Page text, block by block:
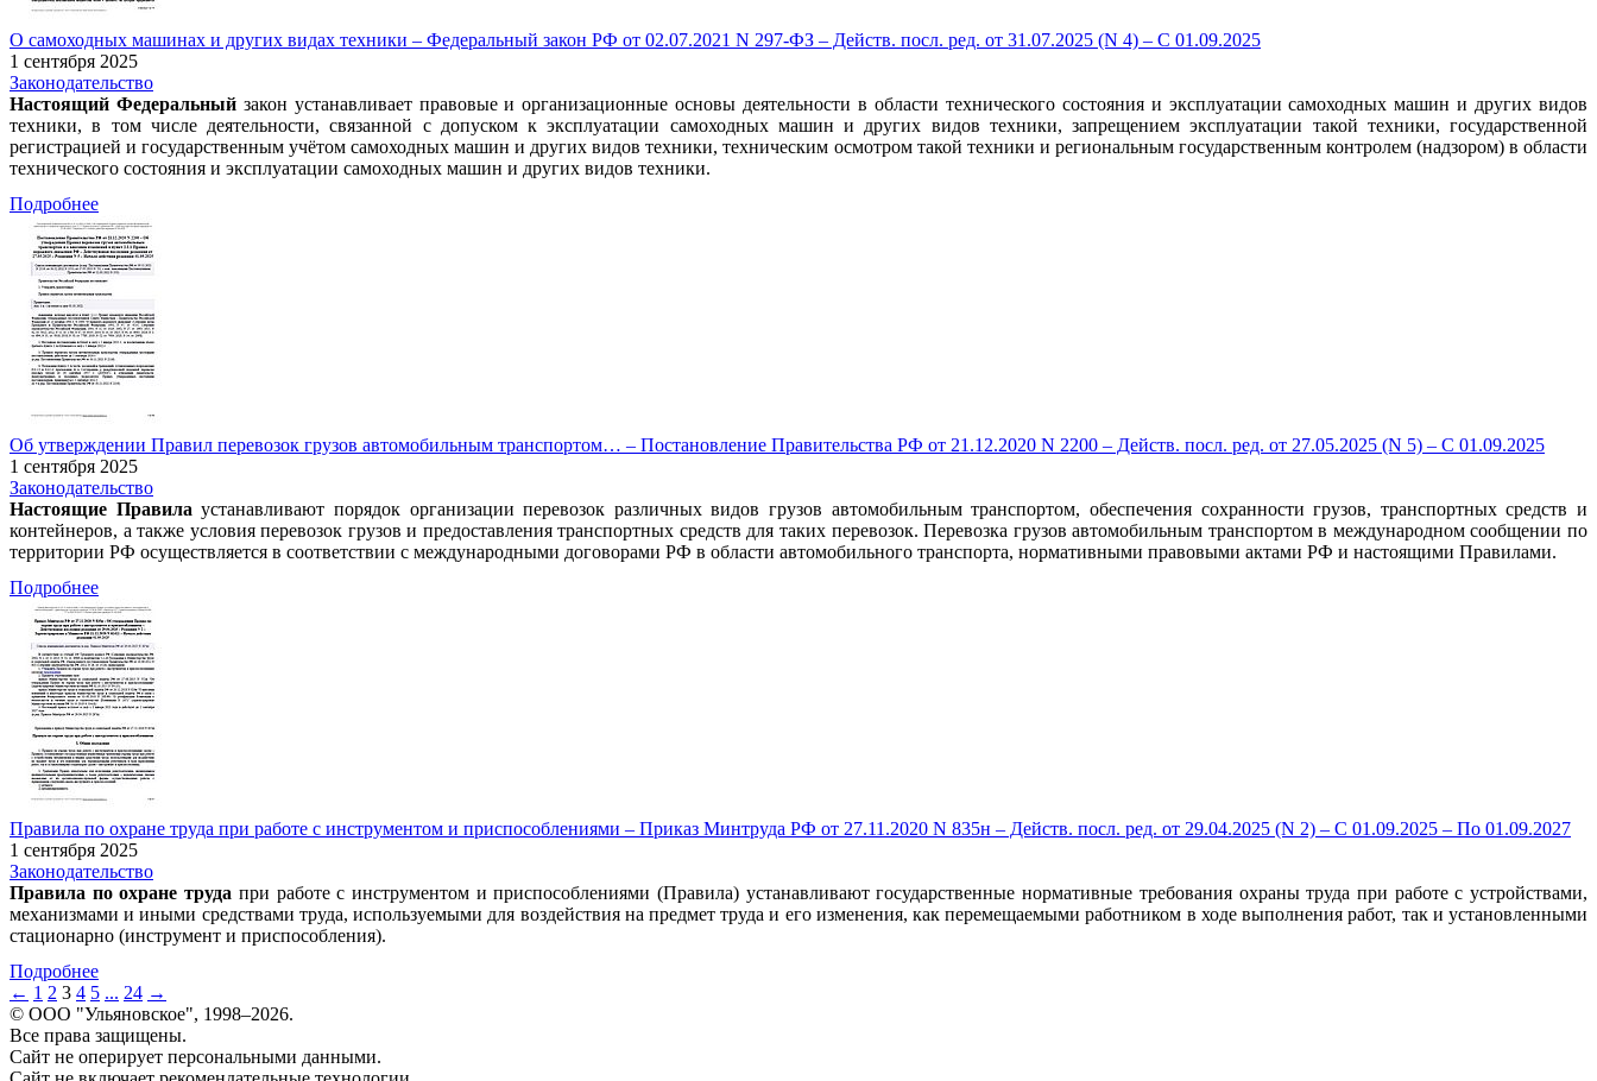
О самоходных машинах и других видах техники – Федеральный закон РФ от 02.07.2021 N 297-ФЗ – Действ. посл. ред. от 31.07.2025 (N 4) – С 01.09.2025
1 сентября 2025
Законодательство
Настоящий Федеральныйзакон устанавливает правовые и организационные основы деятельности в области технического состояния и эксплуатации самоходных машин и других видов
техники, в том числе деятельности, связанной с допуском к эксплуатации самоходных машин и других видов техники, запрещением эксплуатации такой техники, государственной
регистрацией и государственным учётом самоходных машин и других видов техники, техническим осмотром такой техники и региональным государственным контролем (надзором) в области
технического состояния и эксплуатации самоходных машин и других видов техники.
Подробнее
Об утверждении Правил перевозок грузов автомобильным транспортом… – Постановление Правительства РФ от 21.12.2020 N 2200 – Действ. посл. ред. от 27.05.2025 (N 5) – С 01.09.2025
1 сентября 2025
Законодательство
Настоящие Правила устанавливают порядок организации перевозок различных видов грузов автомобильным транспортом, обеспечения сохранности грузов, транспортных средств и
контейнеров, а также условия перевозок грузов и предоставления транспортных средств для таких перевозок. Перевозка грузов автомобильным транспортом в международном сообщении по
территории РФ осуществляется в соответствии с международными договорами РФ в области автомобильного транспорта, нормативными правовыми актами РФ и настоящими Правилами.
Подробнее
Правила по охране труда при работе с инструментом и приспособлениями – Приказ Минтруда РФ от 27.11.2020 N 835н – Действ. посл. ред. от 29.04.2025 (N 2) – С 01.09.2025 – По 01.09.2027
1 сентября 2025
Законодательство
Правила по охране труда при работе с инструментом и приспособлениями (Правила) устанавливают государственные нормативные требования охраны труда при работе с устройствами,
механизмами и иными средствами труда, используемыми для воздействия на предмет труда и его изменения, как перемещаемыми работником в ходе выполнения работ, так и установленными
стационарно (инструмент и приспособления).
Подробнее
← 1 2 3 4 5 ... 24 →
© ООО "Ульяновское", 1998–2026.
Все права защищены.
Сайт не оперирует персональными данными.